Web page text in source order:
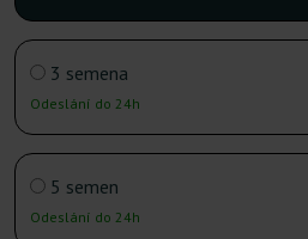
3 semena
Odeslání do 24h
5 semen
Odeslání do 24h